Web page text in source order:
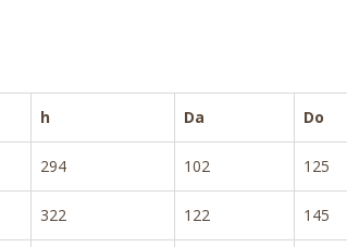
h Da Do
294 102 125
322 122 145